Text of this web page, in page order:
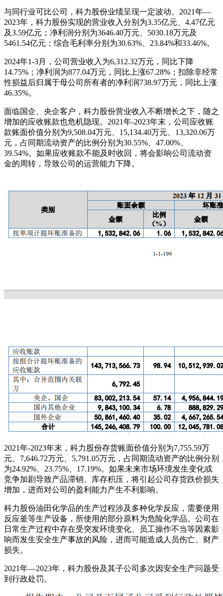
与同行业可比公司，科力股份业绩呈现一定波动。2021年—
2023年，科力股份实现的营业收入分别为3.35亿元、4.47亿元
及3.59亿元；净利润分别为3646.40万元、5030.18万元及
5461.54亿元；综合毛利率分别为30.63%、23.84%和33.46%。
2024年1-3月，公司营业收入为6,312.32万元，同比下降
14.75%；净利润为877.04万元，同比上涨67.28%；扣除非经常
性损益后归属于母公司所有者的净利润738.97万元，同比上涨
46.35%。
面临国企、央企客户，科力股份营业收入不断增长之下，随之
增加的应收账款也危机隐现。2021年-2023年末，公司应收账
款账面价值分别为9,508.04万元、15,134.40万元、13,320.06万
元，占同期流动资产的比例分别为30.55%、47.00%、
39.54%。如果应收账款不能及时收回，将会影响公司流动资
金的周转，导致公司的运营能力下降。
2021年-2023年末，科力股份存货账面价值分别为7,755.59万
元、7,646.72万元、5,791.05万元，占同期流动资产的比例分别
为24.92%、23.75%、17.19%。如果未来市场环境发生变化或
竞争加剧导致产品滞销、库存积压，将引起公司存货跌价损失
增加，进而对公司的盈利能力产生不利影响。
科力股份油田化学品的生产过程涉及多种化学反应，需要使用
反应釜等生产设备，所使用的部分原料为危险化学品。公司在
日常生产过程中存在受突发环境变化、员工操作不当等因素影
响而发生安全生产事故的风险，进而可能造成人员伤亡、财产
损失。
2021年—2023年，科力股份及其子公司多次因安全生产问题受
到行政处罚。